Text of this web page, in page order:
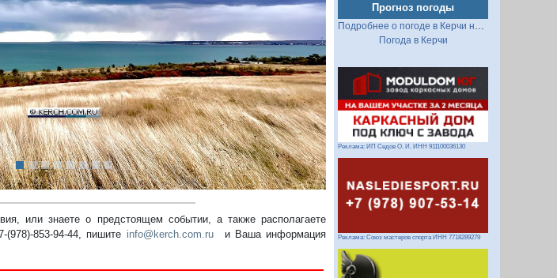
Следующий
или знаете о предстоящем событии, а также располагаете
853-94-44, пишите info@kerch.com.ru и Ваша информация
Прогноз погоды
Подробнее о погоде в Керчи на 2 недели
Погода в Керчи
Реклама: ИП Седов О. И. ИНН 911100036130
Реклама: Союз мастеров спорта ИНН 7718289279